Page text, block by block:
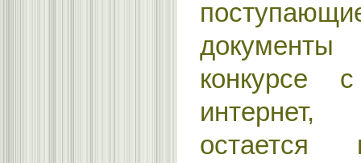
конкурсе
интернет,
остается